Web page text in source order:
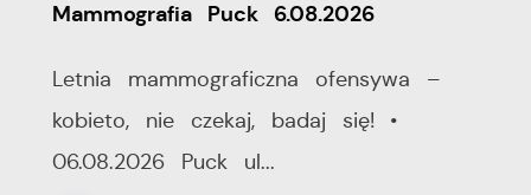
Mammografia Puck 6.08.2026
Letnia mammograficzna ofensywa –
kobieto, nie czekaj, badaj się! •
06.08.2026 Puck ul...